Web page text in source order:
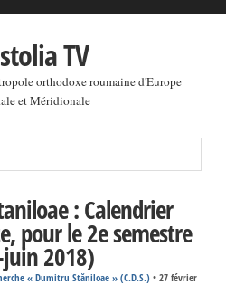
TV
orthodoxe roumaine d'Europe
et Méridionale
: Calendrier
pour le 2e semestre
2018)
« Dumitru Stăniloae » (C.D.S.)• 27 février